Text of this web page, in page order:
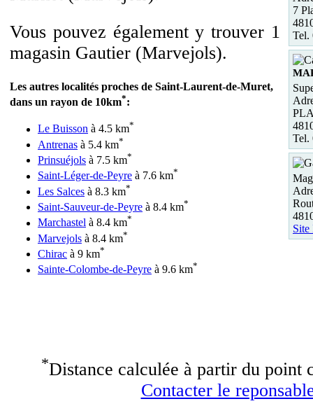
Vous pouvez également y trouver 1
magasin Gautier (Marvejols).
Les autres localités proches de Saint-Laurent-de-Muret,
dans un rayon de 10km*:
Le Buisson à 4.5 km*
Antrenas à 5.4 km*
Prinsuéjols à 7.5 km*
Saint-Léger-de-Peyre à 7.6 km*
Les Salces à 8.3 km*
Saint-Sauveur-de-Peyre à 8.4 km*
Marchastel à 8.4 km*
Marvejols à 8.4 km*
Chirac à 9 km*
Sainte-Colombe-de-Peyre à 9.6 km*
7
Tel.
Tel.
Site
*Distance calculée à partir du point
Contacter le